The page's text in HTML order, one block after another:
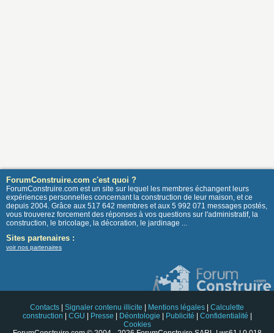
ForumConstruire.com c'est quoi ?
ForumConstruire.com est un site sur lequel les membres échangent leurs
expériences personnelles concernant la construction de leur maison, et ce
depuis 2004. Grâce aux 517 642 membres et aux 5 992 071 messages postés,
vous trouverez forcement des réponses à vos questions sur l'administratif, la
construction, le bricolage, la décoration, le jardinage ...
Sites partenaires :
voir nos partenaires
Contacts Signaler contenu illicite Mentions légales
Calculette
construction
CGU Presse Déontologie Publicité Confidentialité
Cookies